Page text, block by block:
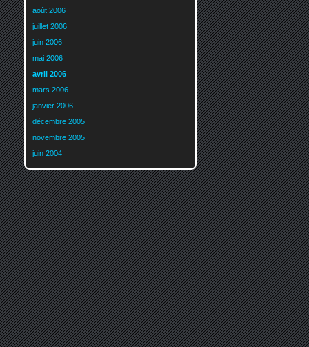
août 2006
juillet 2006
juin 2006
mai 2006
avril 2006
mars 2006
janvier 2006
décembre 2005
novembre 2005
juin 2004